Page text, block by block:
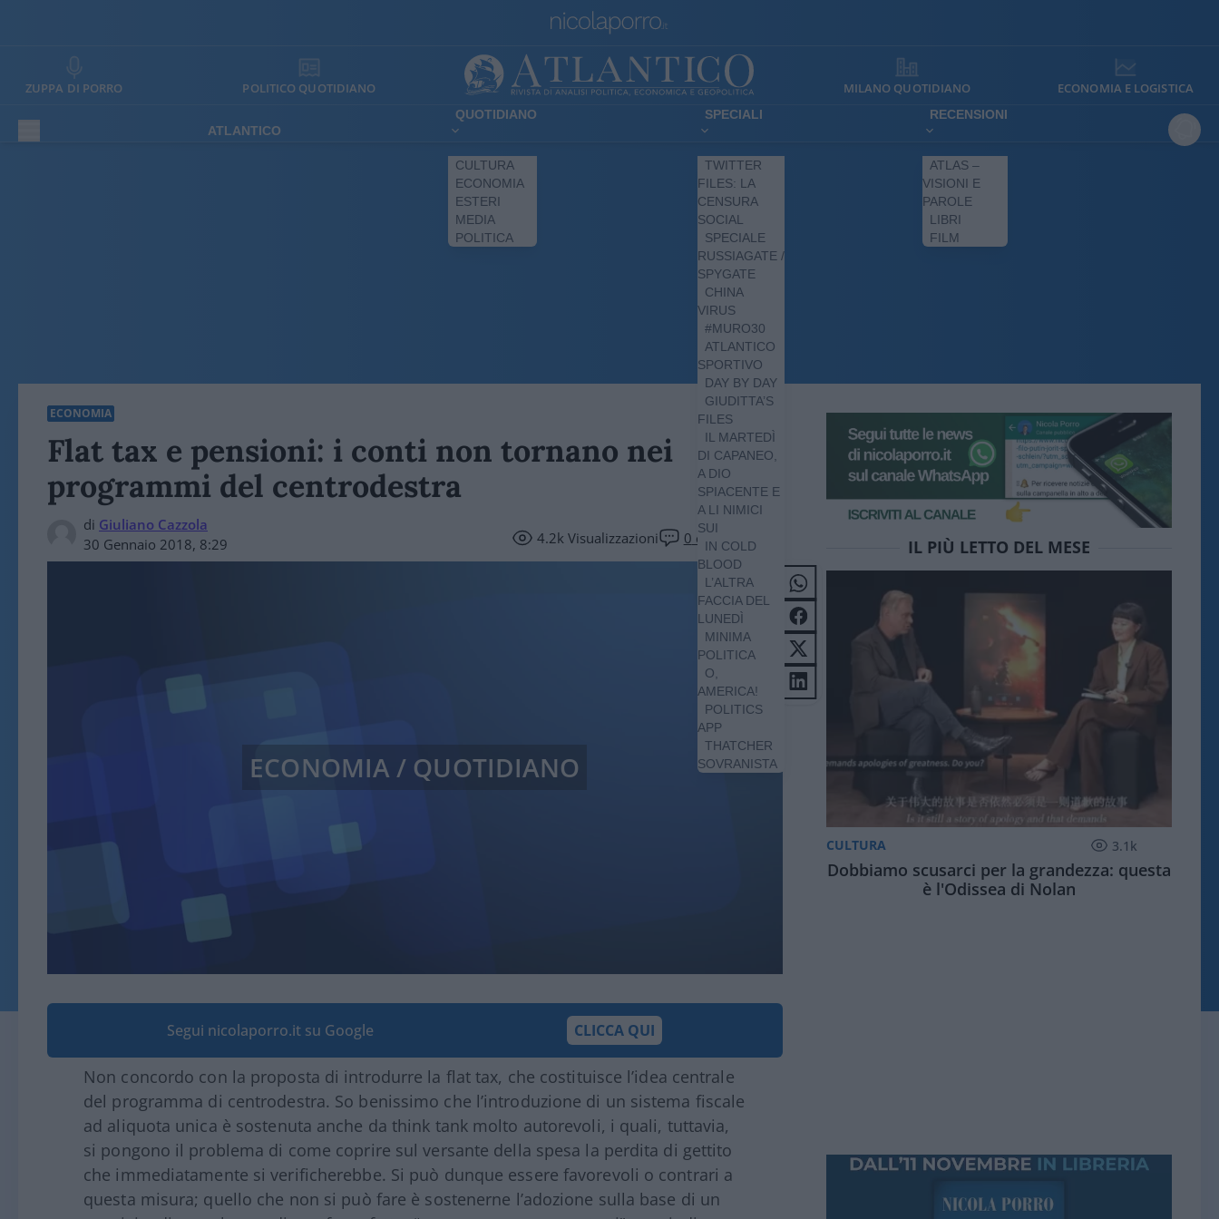
ZUPPA DI PORRO POLITICO QUOTIDIANO MILANO QUOTIDIANO ECONOMIA E LOGISTICA
ATLANTICO
QUOTIDIANO
CULTURA
ECONOMIA
ESTERI
MEDIA
POLITICA
SPECIALI
TWITTER
FILES: LA
CENSURA
SOCIAL
SPECIALE
RUSSIAGATE /
SPYGATE
CHINA
VIRUS
#MURO30
ATLANTICO
SPORTIVO
DAY BY DAY
GIUDITTA’S
FILES
IL MARTEDÌ
DI CAPANEO,
A DIO
SPIACENTE E
A LI NIMICI
SUI
IN COLD
BLOOD
L’ALTRA
FACCIA DEL
LUNEDÌ
MINIMA
POLITICA
O,
AMERICA!
POLITICS
APP
THATCHER
SOVRANISTA
RECENSIONI
ATLAS –
VISIONI E
PAROLE
LIBRI
FILM
ECONOMIA
Flat tax e pensioni: i conti non tornano nei
programmi del centrodestra
di Giuliano Cazzola
30 Gennaio 2018, 8:29
4.2k Visualizzazioni 0 commenti
ECONOMIA / QUOTIDIANO
Segui nicolaporro.it su Google CLICCA QUI
Non concordo con la proposta di introdurre la flat tax, che costituisce l’idea centrale
del programma di centrodestra. So benissimo che l’introduzione di un sistema fiscale
ad aliquota unica è sostenuta anche da think tank molto autorevoli, i quali, tuttavia,
si pongono il problema di come coprire sul versante della spesa la perdita di gettito
che immediatamente si verificherebbe. Si può dunque essere favorevoli o contrari a
questa misura; quello che non si può fare è sostenerne l’adozione sulla base di un
IL PIÙ LETTO DEL MESE
CULTURA 3.1k
Dobbiamo scusarci per la grandezza: questa
è l'Odissea di Nolan